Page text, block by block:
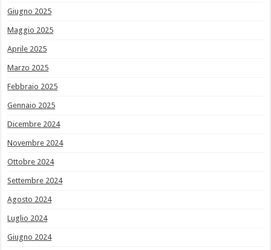
Giugno 2025
Maggio 2025
Aprile 2025
Marzo 2025
Febbraio 2025
Gennaio 2025
Dicembre 2024
Novembre 2024
Ottobre 2024
Settembre 2024
Agosto 2024
Luglio 2024
Giugno 2024